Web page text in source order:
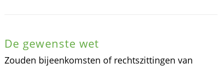
De gewenste wet
Zouden bijeenkomsten of rechtszittingen van